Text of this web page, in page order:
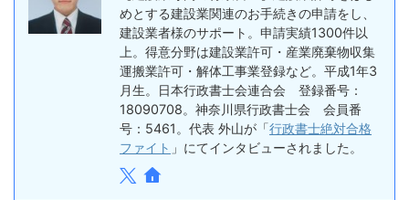
めとする建設業関連のお手続きの申請をし、
建設業者様のサポート。申請実績1300件以
上。得意分野は建設業許可・産業廃棄物収集
運搬業許可・解体工事業登録など。平成1年3
月生。日本行政書士会連合会 登録番号：
18090708。神奈川県行政書士会 会員番
号：5461。代表 外山が「行政書士絶対合格
ファイト 」にてインタビューされました。